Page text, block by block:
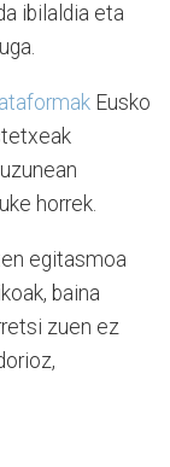
ibilaldia eta
Eusko
horrek.
egitasmoa
baina
zuen ez